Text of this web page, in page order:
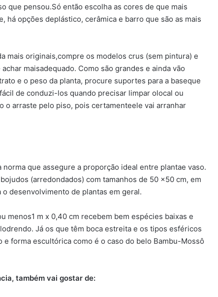
que pensou.Só então escolha as cores de que mais
há opções deplástico, cerâmica e barro que são as mais
mais originais,compre os modelos crus (sem pintura) e
maisadequado. Como são grandes e ainda vão
e o peso da planta, procure suportes para a baseque
de conduzi-los quando precisar limpar olocal ou
o arraste pelo piso, pois certamenteele vai arranhar
que assegure a proporção ideal entre plantae vaso.
(arredondados) com tamanhos de 50 x50 cm, em
desenvolvimento de plantas em geral.
menos1 m x 0,40 cm recebem bem espécies baixas e
Já os que têm boca estreita e os tipos esféricos
forma escultórica como é o caso do belo Bambu-Mossô
também vai gostar de: